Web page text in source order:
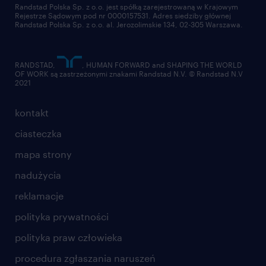
złóż CV
kontakt
ciasteczka
mapa strony
nadużycia
reklamacje
polityka prywatności
polityka praw człowieka
procedura zgłaszania naruszeń
Randstad Polska Sp. z o.o. jest spółką zarejestrowaną w Krajowym
Rejestrze Sądowym pod nr 0000157531. Adres siedziby głównej
Randstad Polska Sp. z o.o. al. Jerozolimskie 134, 02-305 Warszawa.
RANDSTAD,
, HUMAN FORWARD and SHAPING THE WORLD
OF WORK są zastrzeżonymi znakami Randstad N.V. © Randstad N.V
2021